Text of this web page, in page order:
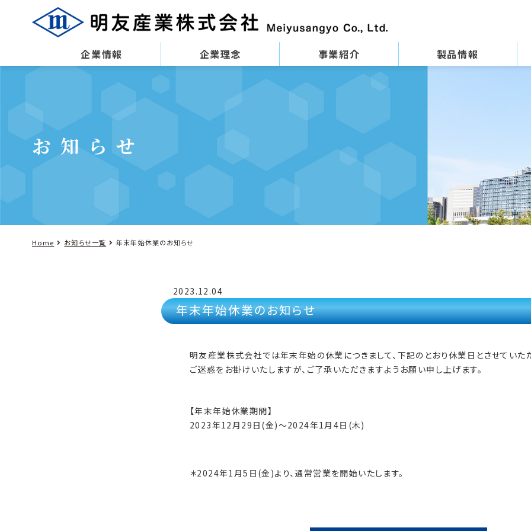
企業情報 企業理念 事業紹介 製品情報
お知らせ
Home お知らせ一覧 年末年始休業のお知らせ
2023.12.04
年末年始休業のお知らせ
明友産業株式会社では年末年始の休業につきまして、下記のとおり休業日とさせていた
ご迷惑をお掛けいたしますが、ご了承いただきますようお願い申し上げます。
【年末年始休業期間】
2023年12月29日(金)～2024年1月4日(木)
＊2024年1月5日(金)より、通常営業を開始いたします。